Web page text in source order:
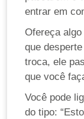
entrar em
Ofereça
que
troca, ele
que você
Você pode
do tipo: